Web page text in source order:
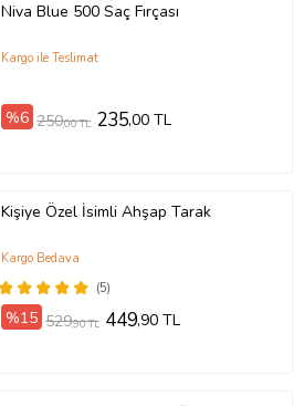
Niva Blue 500 Saç Fırçası
Kargo ile Teslimat
%6 250,00 TL 235,00 TL
Kişiye Özel İsimli Ahşap Tarak
(5)
Kargo Bedava
%15 529,90 TL 449,90 TL